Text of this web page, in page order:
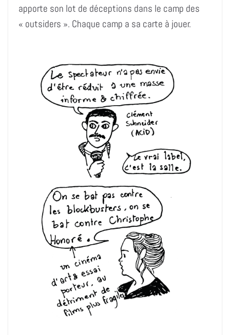
apporte son lot de déceptions dans le camp des
« outsiders ». Chaque camp a sa carte à jouer.